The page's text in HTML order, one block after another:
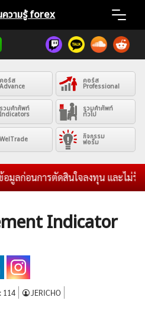
ความรู้ forex
คอร์ส
Advance
คอร์ส
Professional
รวมคำศัพท์
Indicators
รวมคำศัพท์
ทั่วไป
WelTrade กิจกรรม
ฟอรั่ม
ลก่อนการตัดสินใจลงทุน และไม่รับร
Indicator
114 JERICHO